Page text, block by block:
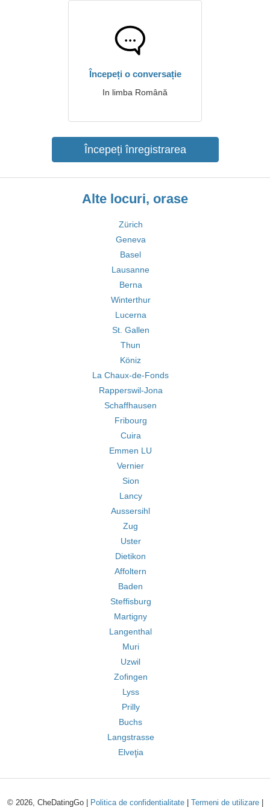
Începeți o conversație
In limba Română
Începeți înregistrarea
Alte locuri, orase
Zürich
Geneva
Basel
Lausanne
Berna
Winterthur
Lucerna
St. Gallen
Thun
Köniz
La Chaux-de-Fonds
Rapperswil-Jona
Schaffhausen
Fribourg
Cuira
Emmen LU
Vernier
Sion
Lancy
Aussersihl
Zug
Uster
Dietikon
Affoltern
Baden
Steffisburg
Martigny
Langenthal
Muri
Uzwil
Zofingen
Lyss
Prilly
Buchs
Langstrasse
Elveţia
© 2026, CheDatingGo | Politica de confidentialitate| Termeni de utilizare|